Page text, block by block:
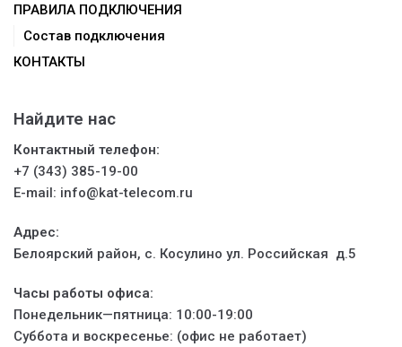
ПРАВИЛА ПОДКЛЮЧЕНИЯ
Состав подключения
КОНТАКТЫ
Найдите нас
Контактный телефон:
+7 (343) 385-19-00
E-mail: info@kat-telecom.ru
Адрес:
Белоярский район, с. Косулино ул. Российская д.5
Часы работы офиса:
Понедельник—пятница: 10:00-19:00
Суббота и воскресенье: (офис не работает)